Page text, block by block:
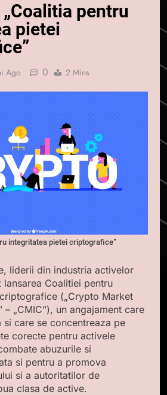
pentru
pietei
Ago 0 2 Mins
integritatea pietei criptografice”
liderii din industria activelor
lansarea Coalitiei pentru
(„Crypto Market
– „CMIC”), un angajament care
si care se concentreaza pe
corecte pentru activele
abuzurile si
si pentru a promova
si a autoritatilor de
clasa de active.